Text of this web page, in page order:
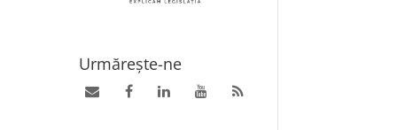
Urmărește-ne